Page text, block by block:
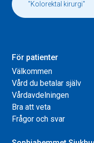
För patienter
Välkommen
Vård du betalar själv
Vårdavdelningen
Bra att veta
Frågor och svar